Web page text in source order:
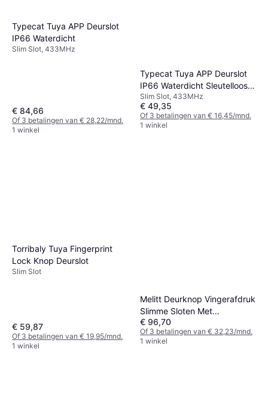
Typecat Tuya APP Deurslot
IP66 Waterdicht
Slim Slot, 433MHz
€ 84,66
Of 3 betalingen van € 28,22/mnd.
1 winkel
Typecat Tuya APP Deurslot
IP66 Waterdicht Sleutelloos
Biometrisch
Slim Slot, 433MHz
€ 49,35
Of 3 betalingen van € 16,45/mnd.
1 winkel
Torribaly Tuya Fingerprint
Lock Knop Deurslot
Slim Slot
€ 59,87
Of 3 betalingen van € 19,95/mnd.
1 winkel
Melitt Deurknop Vingerafdruk
Slimme Sloten Met
Toegangscode
€ 96,70
Of 3 betalingen van € 32,23/mnd.
1 winkel